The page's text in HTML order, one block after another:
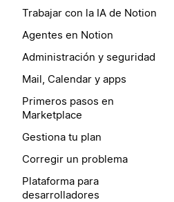
Trabajar con la IA de Notion
Agentes en Notion
Administración y seguridad
Mail, Calendar y apps
Primeros pasos en
Marketplace
Gestiona tu plan
Corregir un problema
Plataforma para
desarrolladores